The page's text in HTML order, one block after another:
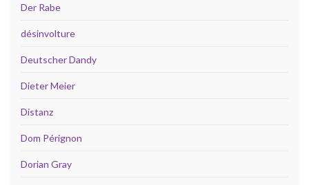
Der Rabe
désinvolture
Deutscher Dandy
Dieter Meier
Distanz
Dom Pérignon
Dorian Gray